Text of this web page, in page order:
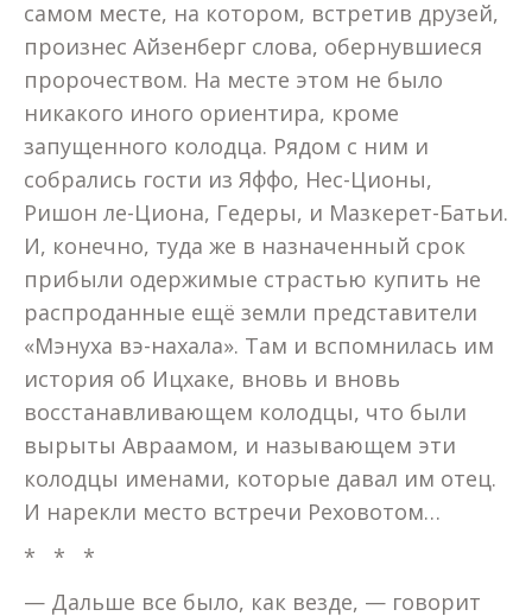
самом месте, на котором, встретив друзей,
произнес Айзенберг слова, обернувшиеся
пророчеством. На месте этом не было
никакого иного ориентира, кроме
запущенного колодца. Рядом с ним и
собрались гости из Яффо, Нес-Ционы,
Ришон ле-Циона, Гедеры, и Мазкерет-Батьи.
И, конечно, туда же в назначенный срок
прибыли одержимые страстью купить не
распроданные ещё земли представители
«Мэнуха вэ-нахала». Там и вспомнилась им
история об Ицхаке, вновь и вновь
восстанавливающем колодцы, что были
вырыты Авраамом, и называющем эти
колодцы именами, которые давал им отец.
И нарекли место встречи Реховотом…
* * *
— Дальше все было, как везде, — говорит